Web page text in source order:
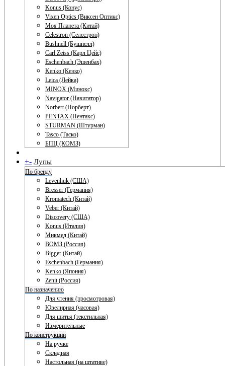
Konus (Конус)
Vixen Optics (Виксен Оптикс)
Моя Планета (Китай)
Celestron (Селестрон)
Bushnell (Бушнелл)
Carl Zeiss (Карл Цейс)
Eschenbach (Эшенбах)
Kenko (Кенко)
Leica (Лейка)
MINOX (Минокс)
Navigator (Навигатор)
Norbert (Норберт)
PENTAX (Пентакс)
STURMAN (Штурман)
Tasco (Таско)
БПЦ (КОМЗ)
+- Лупы
По бренду
Levenhuk (США)
Bresser (Германия)
Kromatech (Китай)
Veber (Китай)
Discovery (США)
Konus (Италия)
Микмед (Китай)
ВОМЗ (Россия)
Bigger (Китай)
Eschenbach (Германия)
Kenko (Япония)
Zenit (Россия)
По назначению
Для чтения (просмотровая)
Ювелирная (часовая)
Для шитья (текстильная)
Измерительные
По конструкции
На ручке
Складная
Настольная (на штативе)